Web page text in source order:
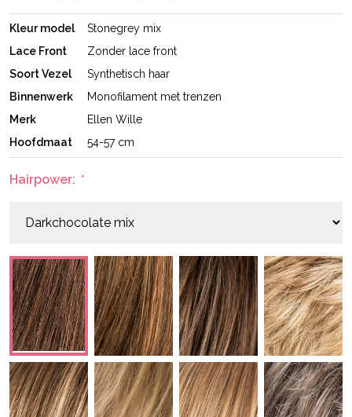
Kleur model
Stonegrey mix
Lace Front
Zonder lace front
Soort Vezel
Synthetisch haar
Binnenwerk
Monofilament met trenzen
Merk
Ellen Wille
Hoofdmaat
54-57 cm
Hairpower: *